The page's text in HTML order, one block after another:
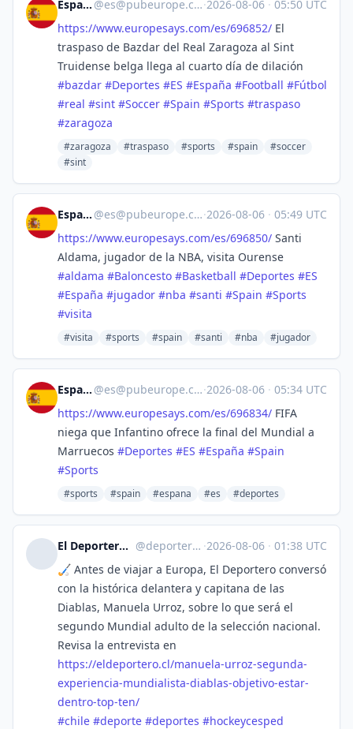
España @es@pubeurope.com ·2026-08-06 · 05:50 UTC
https://www.europesays.com/es/696852/ El
traspaso de Bazdar del Real Zaragoza al Sint
Truidense belga llega al cuarto día de dilación
#bazdar #Deportes #ES #España #Football #Fútbol
#real #sint #Soccer #Spain #Sports #traspaso
#zaragoza
#zaragoza #traspaso #sports #spain
#soccer
#sint
España @es@pubeurope.com ·2026-08-06 · 05:49 UTC
https://www.europesays.com/es/696850/ Santi
Aldama, jugador de la NBA, visita Ourense
#aldama #Baloncesto #Basketball #Deportes #ES
#España #jugador #nba #santi #Spain #Sports
#visita
#visita #sports #spain #santi #nba #jugador
España @es@pubeurope.com ·2026-08-06 · 05:34 UTC
https://www.europesays.com/es/696834/ FIFA
niega que Infantino ofrece la final del Mundial a
Marruecos #Deportes #ES #España #Spain
#Sports
#sports #spain #espana #es #deportes
El Deportero :verified: :fiu: @deporterochile@lile.cl ·2026-08-06 · 01:38 UTC
🏑 Antes de viajar a Europa, El Deportero conversó
con la histórica delantera y capitana de las
Diablas, Manuela Urroz, sobre lo que será el
segundo Mundial adulto de la selección nacional.
Revisa la entrevista en
https://eldeportero.cl/manuela-urroz-segunda-
experiencia-mundialista-diablas-objetivo-estar-
dentro-top-ten/
#chile #deporte #deportes #hockeycesped